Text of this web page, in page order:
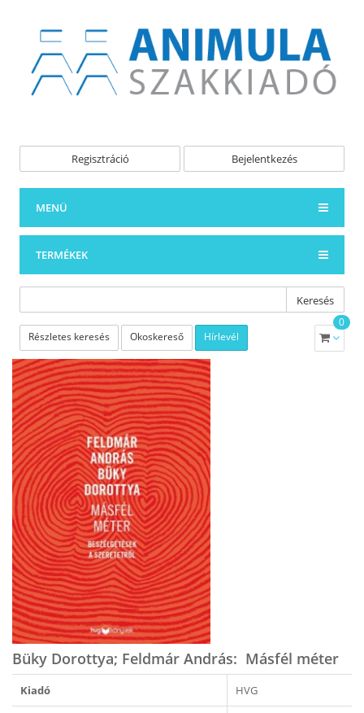
Regisztráció Bejelentkezés
MENÜ
TERMÉKEK
Keresés
Részletes keresés Okoskereső Hírlevél
0
Büky Dorottya; Feldmár András: ​Másfél méter
Kiadó HVG